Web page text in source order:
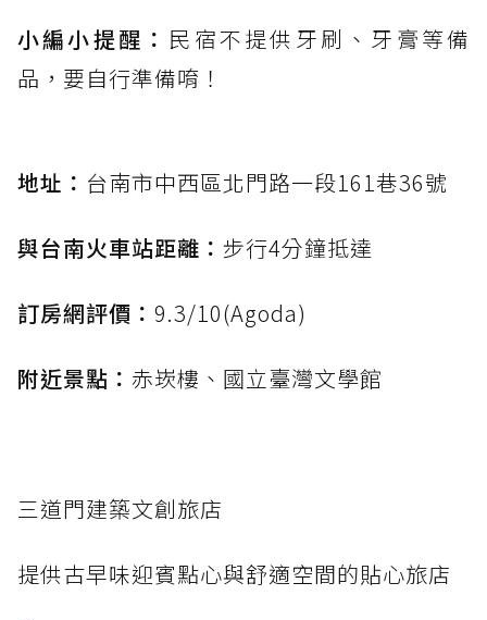
小編小提醒： 民宿不提供牙刷、牙膏等備
品，要自行準備唷！
地址： 台南市中西區北門路一段161巷36號
與台南火車站距離： 步行4分鐘抵達
訂房網評價： 9.3/10(Agoda)
附近景點： 赤崁樓、國立臺灣文學館
三道門建築文創旅店
提供古早味迎賓點心與舒適空間的貼心旅店